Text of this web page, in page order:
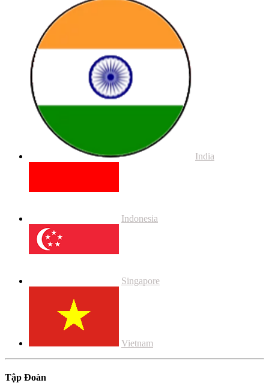
India
Indonesia
Singapore
Vietnam
Tập Đoàn